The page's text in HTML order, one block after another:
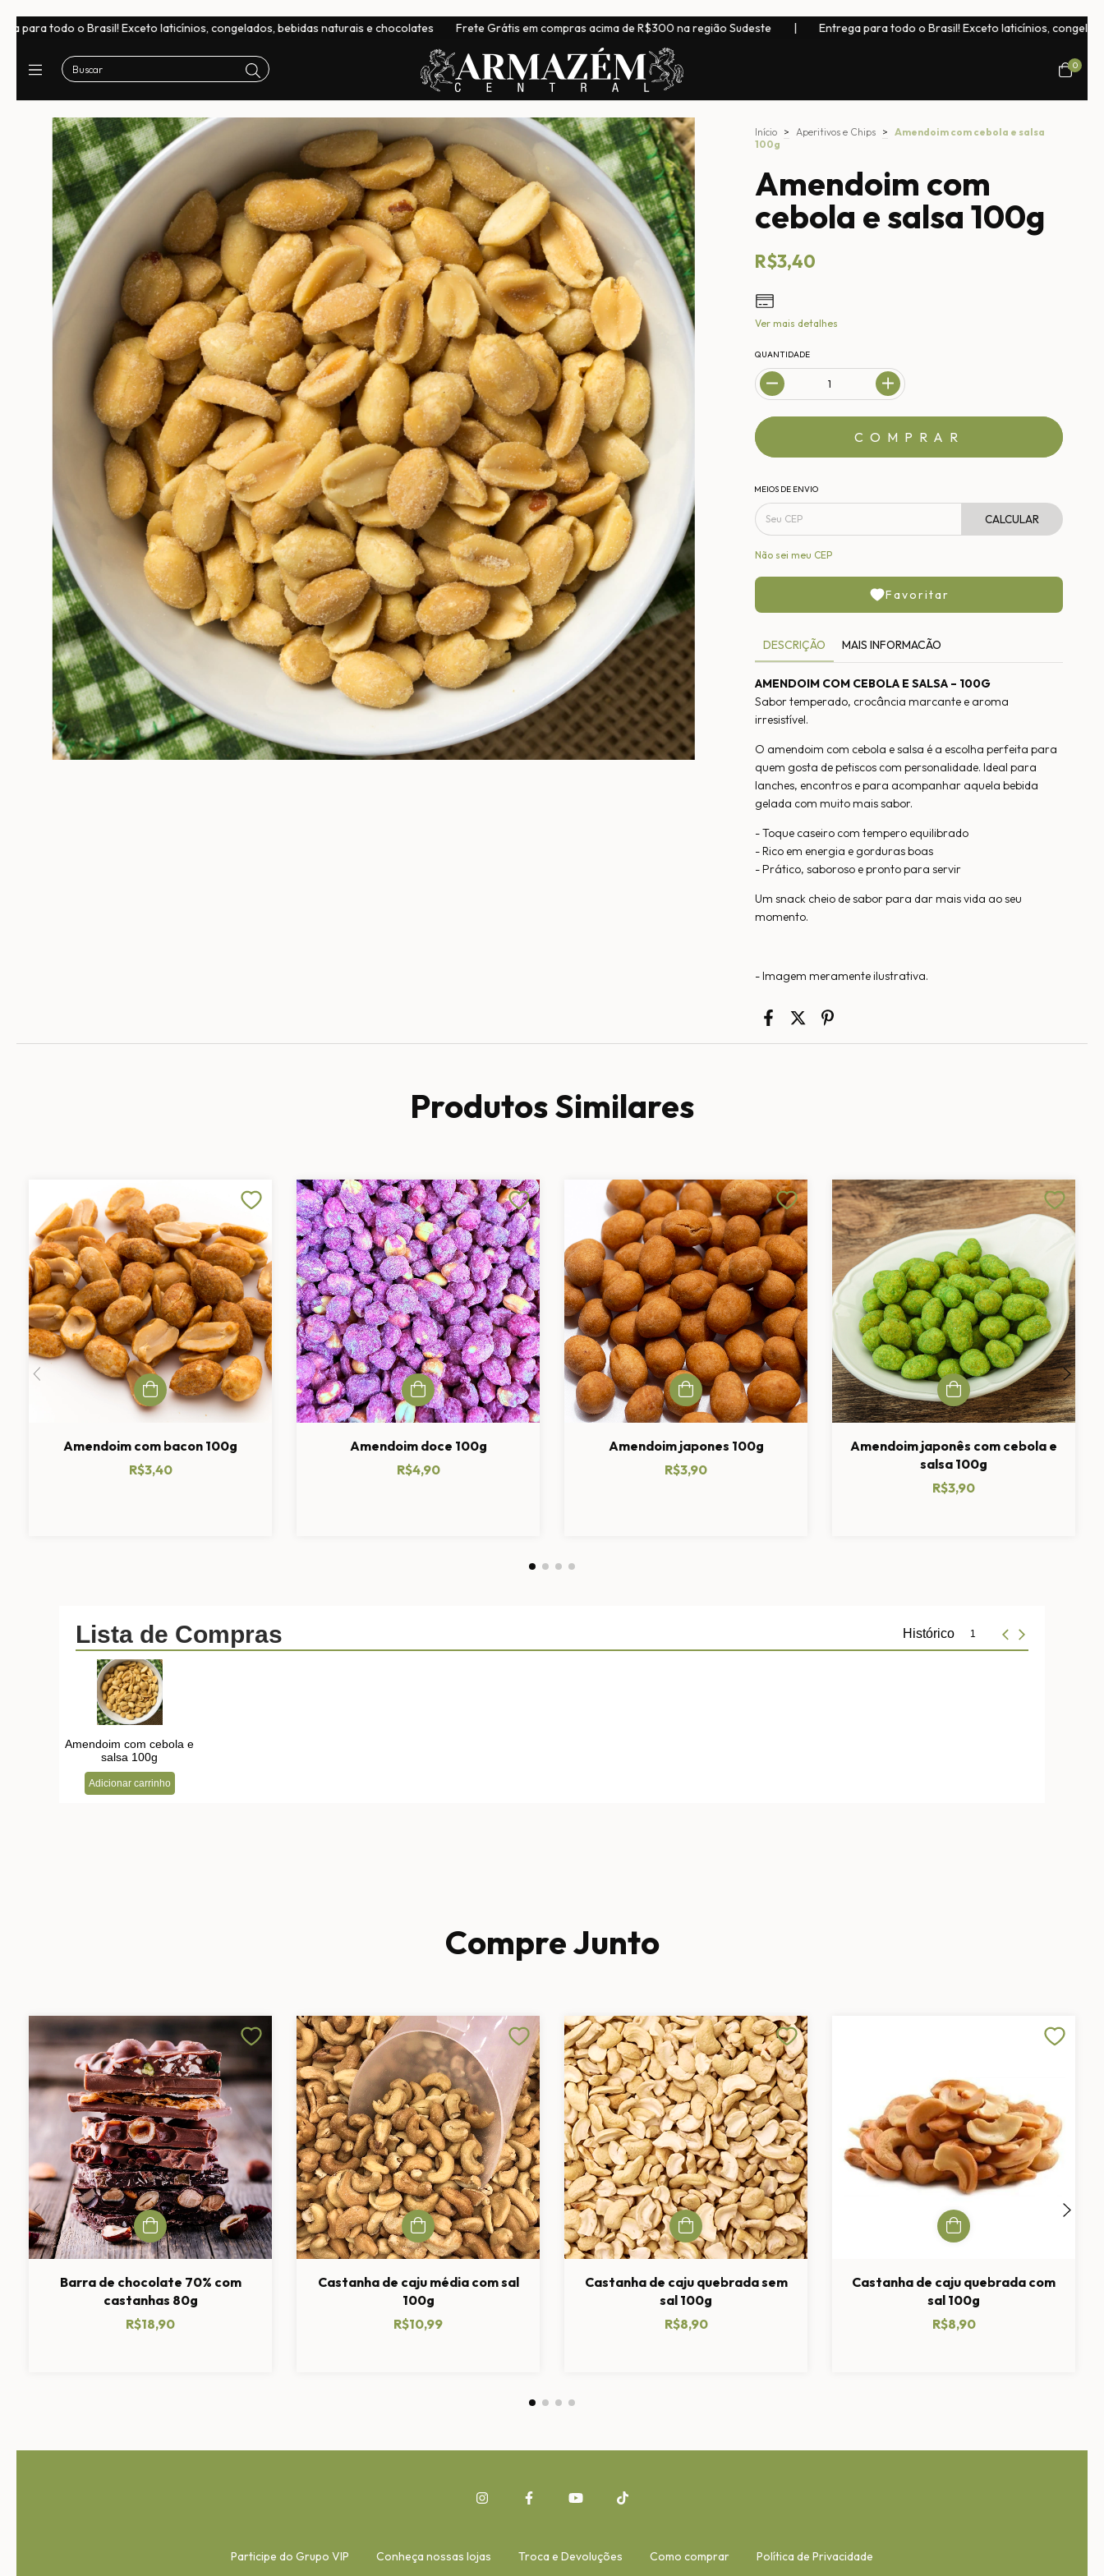
Brasil! Exceto laticínios, congelados, bebidas naturais e chocolates Frete Grátis em compras acima de R$300 na região Sudeste | Entrega para todo o Brasil! Exceto laticínios, congelados, bebidas
0
Início > Aperitivos e Chips >
Amendoim com cebola e salsa
100g
Amendoim com
cebola e salsa 100g
R$3,40
Ver mais detalhes
QUANTIDADE
MEIOS DE ENVIO
CALCULAR
Não sei meu CEP
Favoritar
DESCRIÇÃO MAIS INFORMACÃO
AMENDOIM COM CEBOLA E SALSA – 100G
Sabor temperado, crocância marcante e aroma
irresistível.
O amendoim com cebola e salsa é a escolha perfeita para
quem gosta de petiscos com personalidade. Ideal para
lanches, encontros e para acompanhar aquela bebida
gelada com muito mais sabor.
- Toque caseiro com tempero equilibrado
- Rico em energia e gorduras boas
- Prático, saboroso e pronto para servir
Um snack cheio de sabor para dar mais vida ao seu
momento.
- Imagem meramente ilustrativa.
Produtos Similares
Amendoim com bacon 100g
R$3,40
Amendoim doce 100g
R$4,90
Amendoim japones 100g
R$3,90
Amendoim japonês com cebola e
salsa 100g
R$3,90
Compre Junto
Barra de chocolate 70% com
castanhas 80g
R$18,90
Castanha de caju média com sal
100g
R$10,99
Castanha de caju quebrada sem
sal 100g
R$8,90
Castanha de caju quebrada com
sal 100g
R$8,90
Participe do Grupo VIP Conheça nossas lojas Troca e Devoluções Como comprar Política de Privacidade